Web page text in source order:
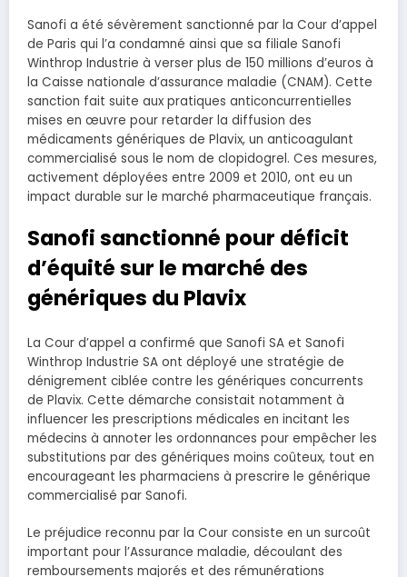
Sanofi a été sévèrement sanctionné par la Cour d’appel
de Paris qui l’a condamné ainsi que sa filiale Sanofi
Winthrop Industrie à verser plus de 150 millions d’euros à
la Caisse nationale d’assurance maladie (CNAM). Cette
sanction fait suite aux pratiques anticoncurrentielles
mises en œuvre pour retarder la diffusion des
médicaments génériques de Plavix, un anticoagulant
commercialisé sous le nom de clopidogrel. Ces mesures,
activement déployées entre 2009 et 2010, ont eu un
impact durable sur le marché pharmaceutique français.
Sanofi sanctionné pour déficit
d’équité sur le marché des
génériques du Plavix
La Cour d’appel a confirmé que Sanofi SA et Sanofi
Winthrop Industrie SA ont déployé une stratégie de
dénigrement ciblée contre les génériques concurrents
de Plavix. Cette démarche consistait notamment à
influencer les prescriptions médicales en incitant les
médecins à annoter les ordonnances pour empêcher les
substitutions par des génériques moins coûteux, tout en
encourageant les pharmaciens à prescrire le générique
commercialisé par Sanofi.
Le préjudice reconnu par la Cour consiste en un surcoût
important pour l’Assurance maladie, découlant des
remboursements majorés et des rémunérations